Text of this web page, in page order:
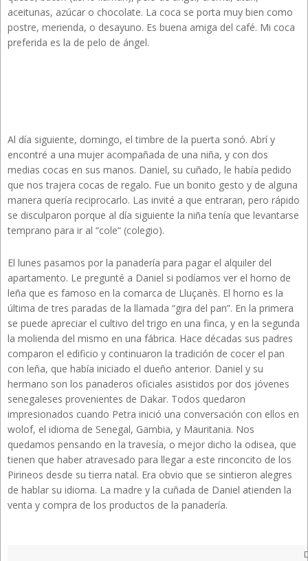
aceitunas, azúcar o chocolate. La coca se porta muy bien como
postre, merienda, o desayuno. Es buena amiga del café. Mi coca
preferida es la de pelo de ángel.
Al día siguiente, domingo, el timbre de la puerta sonó. Abrí y
encontré a una mujer acompañada de una niña, y con dos
medias cocas en sus manos. Daniel, su cuñado, le había pedido
que nos trajera cocas de regalo. Fue un bonito gesto y de alguna
manera quería reciprocarlo. Las invité a que entraran, pero rápido
se disculparon porque al día siguiente la niña tenía que levantarse
temprano para ir al “cole“ (colegio).
El lunes pasamos por la panadería para pagar el alquiler del
apartamento. Le pregunté a Daniel si podíamos ver el horno de
leña que es famoso en la comarca de Lluçanès. El horno es la
última de tres paradas de la llamada “gira del pan”. En la primera
se puede apreciar el cultivo del trigo en una finca, y en la segunda
la molienda del mismo en una fábrica. Hace décadas sus padres
comparon el edificio y continuaron la tradición de cocer el pan
con leña, que había iniciado el dueño anterior. Daniel y su
hermano son los panaderos oficiales asistidos por dos jóvenes
senegaleses provenientes de Dakar. Todos quedaron
impresionados cuando Petra inició una conversación con ellos en
wolof, el idioma de Senegal, Gambia, y Mauritania. Nos
quedamos pensando en la travesía, o mejor dicho la odisea, que
tienen que haber atravesado para llegar a este rinconcito de los
Pirineos desde su tierra natal. Era obvio que se sintieron alegres
de hablar su idioma. La madre y la cuñada de Daniel atienden la
venta y compra de los productos de la panadería.